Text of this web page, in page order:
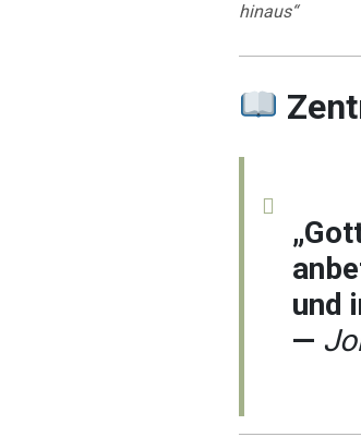
hinaus“
und
—